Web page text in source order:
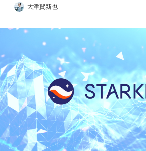
大津賀新也